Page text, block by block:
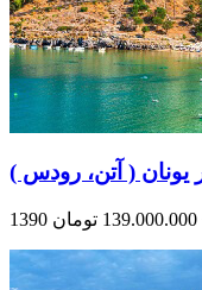
یونان ( آتن، رودس )